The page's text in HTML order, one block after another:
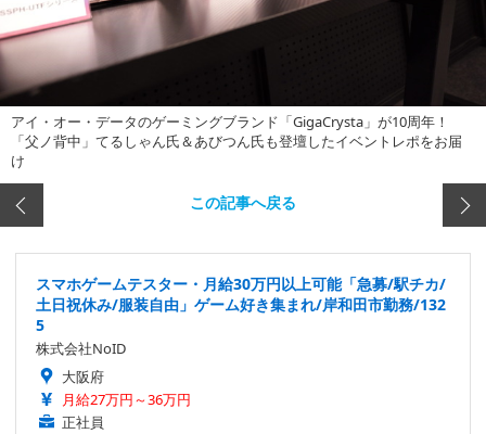
アイ・オー・データのゲーミングブランド「GigaCrysta」が10周年！
「父ノ背中」てるしゃん氏＆あびつん氏も登壇したイベントレポをお届
け
この記事へ戻る
スマホゲームテスター・月給30万円以上可能「急募/駅チカ/
土日祝休み/服装自由」ゲーム好き集まれ/岸和田市勤務/132
5
株式会社NoID
大阪府
月給27万円～36万円
正社員